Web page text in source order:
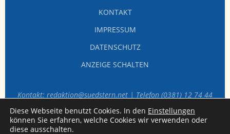
KONTAKT
IMPRESSUM
DATENSCHUTZ
ANZEIGE SCHALTEN
Kontakt: redaktion@suedstern.net | Telefon (0381) 12 74 44
Diese Webseite benutzt Cookies. In den Einstellungen
können Sie erfahren, welche Cookies wir verwenden oder
diese ausschalten.